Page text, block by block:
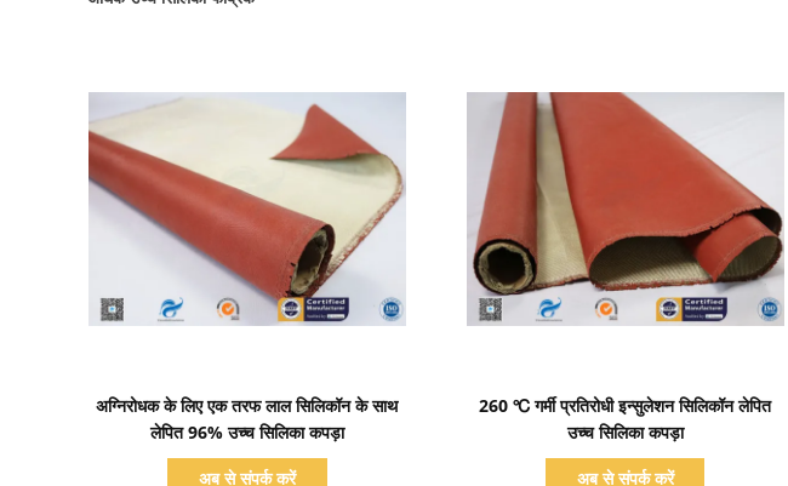
प्रदर्शन का विवरण
अग्निरोधक के लिए एक तरफ लाल सिलिकॉन के साथ
लेपित 96% उच्च सिलिका कपड़ा
अब से संपर्क करें
प्रदर्शन का विवरण
260 ℃ गर्मी प्रतिरोधी इन्सुलेशन सिलिकॉन लेपित
उच्च सिलिका कपड़ा
अब से संपर्क करें